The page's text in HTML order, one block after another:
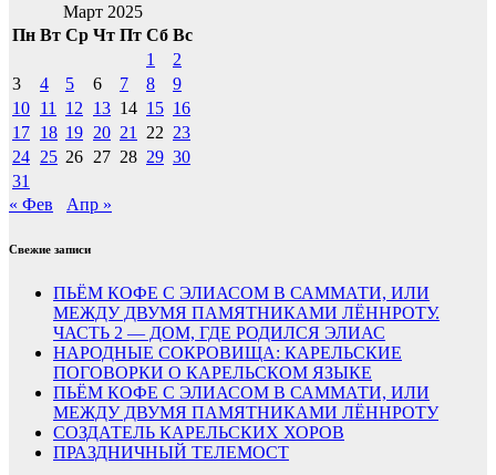
Март 2025
Пн Вт Ср Чт Пт Сб Вс
1
2
3
4 5 6 7 8
9
10 11 12 13 14 15 16
17 18 19 20 21 22 23
24 25 26 27 28 29 30
31
« Фев
Апр »
Свежие записи
ПЬЁМ КОФЕ С ЭЛИАСОМ В САММАТИ, ИЛИ
МЕЖДУ ДВУМЯ ПАМЯТНИКАМИ ЛЁННРОТУ.
ЧАСТЬ 2 — ДОМ, ГДЕ РОДИЛСЯ ЭЛИАС
НАРОДНЫЕ СОКРОВИЩА: КАРЕЛЬСКИЕ
ПОГОВОРКИ О КАРЕЛЬСКОМ ЯЗЫКЕ
ПЬЁМ КОФЕ С ЭЛИАСОМ В САММАТИ, ИЛИ
МЕЖДУ ДВУМЯ ПАМЯТНИКАМИ ЛЁННРОТУ
СОЗДАТЕЛЬ КАРЕЛЬСКИХ ХОРОВ
ПРАЗДНИЧНЫЙ ТЕЛЕМОСТ